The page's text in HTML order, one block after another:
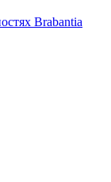
Brabantia